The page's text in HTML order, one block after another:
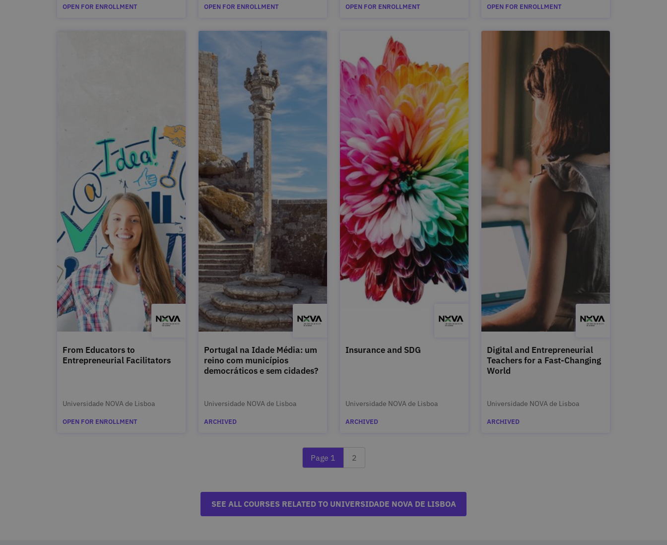
OPEN FOR ENROLLMENT OPEN FOR ENROLLMENT OPEN FOR ENROLLMENT OPEN FOR ENROLLMENT
From Educators to
Entrepreneurial Facilitators
Universidade NOVA de Lisboa
OPEN FOR ENROLLMENT
Portugal na Idade Média: um
reino com municípios
democráticos e sem cidades?
Universidade NOVA de Lisboa
ARCHIVED
Insurance and SDG
Universidade NOVA de Lisboa
ARCHIVED
Digital and Entrepreneurial
Teachers for a Fast-Changing
World
Universidade NOVA de Lisboa
ARCHIVED
Currently reading page 1
Page 1 Last page 2
2
SEE ALL COURSES RELATED TO UNIVERSIDADE NOVA DE LISBOA